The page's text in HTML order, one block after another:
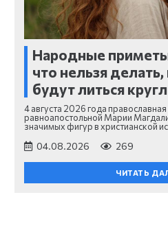
Народные приметы
что нельзя
будут литься
4 августа 2026 года
равноапостольной Марии
значимых фигур в христианской
04.08.2026 269
ЧИТАТЬ